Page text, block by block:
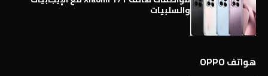
والسلبيات
هواتف OPPO